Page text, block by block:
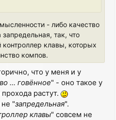
- либо качество
так, что
клавы, которых
компов.
что у меня и у
... говённое" - оно такое у
растут.
"запредельная".
клавы" совсем не